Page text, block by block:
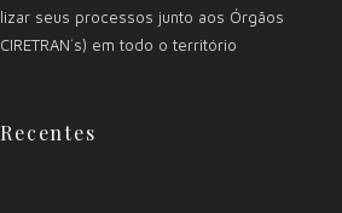
seus processos junto aos Órgãos
em todo o território